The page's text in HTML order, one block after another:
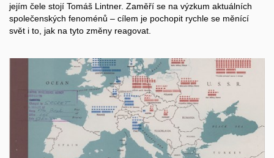
jejím čele stojí Tomáš Lintner. Zaměří se na výzkum aktuálních
společenských fenoménů – cílem je pochopit rychle se měnící
svět i to, jak na tyto změny reagovat.